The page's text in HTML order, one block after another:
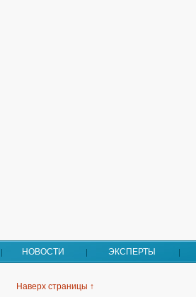
НОВОСТИ ЭКСПЕРТЫ
Наверх страницы ↑